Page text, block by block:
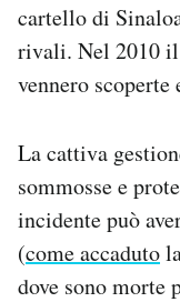
cartello di
rivali. Nel 2010 il
vennero scoperte
La cattiva
sommosse e
incidente può
(come accaduto
dove sono morte